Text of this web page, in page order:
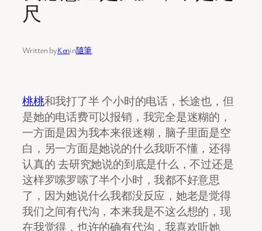
尺
Written byKenin隨筆
桃桃和我打了半 个小时的电话，长途也，但
是她的电话费可以报销，我完全是迷糊的，
一方面是因为我本来很迷糊，脑子里面是空
白，另一方面是她说的什么我听不懂，还得
认真的 去研究她说的到底是什么，不过还是
这样罗嗦罗嗦了半个小时，我都不好意思
了，因为她说什么我都没反应，她老是觉得
我们之间有代沟，本来我是不这么想的，现
在我觉得，也许的确有代沟，我喜欢听她